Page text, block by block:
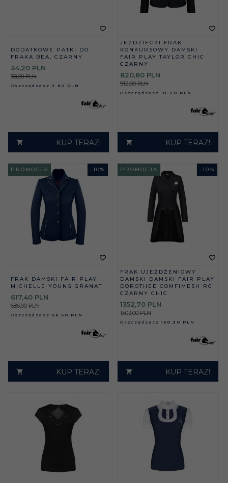
DODATKOWE PATKI DO
FRAKA BEA, CZARNY
34,20 PLN
38,00 PLN
Oszczędzasz 3.80 PLN
KUP TERAZ!
JEŹDZIECKI FRAK
KONKURSOWY DAMSKI
FAIR PLAY TAYLOR CHIC
CZARNY
820,80 PLN
912,00 PLN
Oszczędzasz 91.20 PLN
KUP TERAZ!
- 10%
PROMOCJA
FRAK DAMSKI FAIR PLAY
MICHELLE YOUNG GRANAT
617,40 PLN
686,00 PLN
Oszczędzasz 68.60 PLN
KUP TERAZ!
- 10%
PROMOCJA
FRAK UJEŻDŻENIOWY
DAMSKI DAMSKI FAIR PLAY
DOROTHEE COMFIMESH RG
CZARNY CHIC
1352,70 PLN
1503,00 PLN
Oszczędzasz 150.30 PLN
KUP TERAZ!